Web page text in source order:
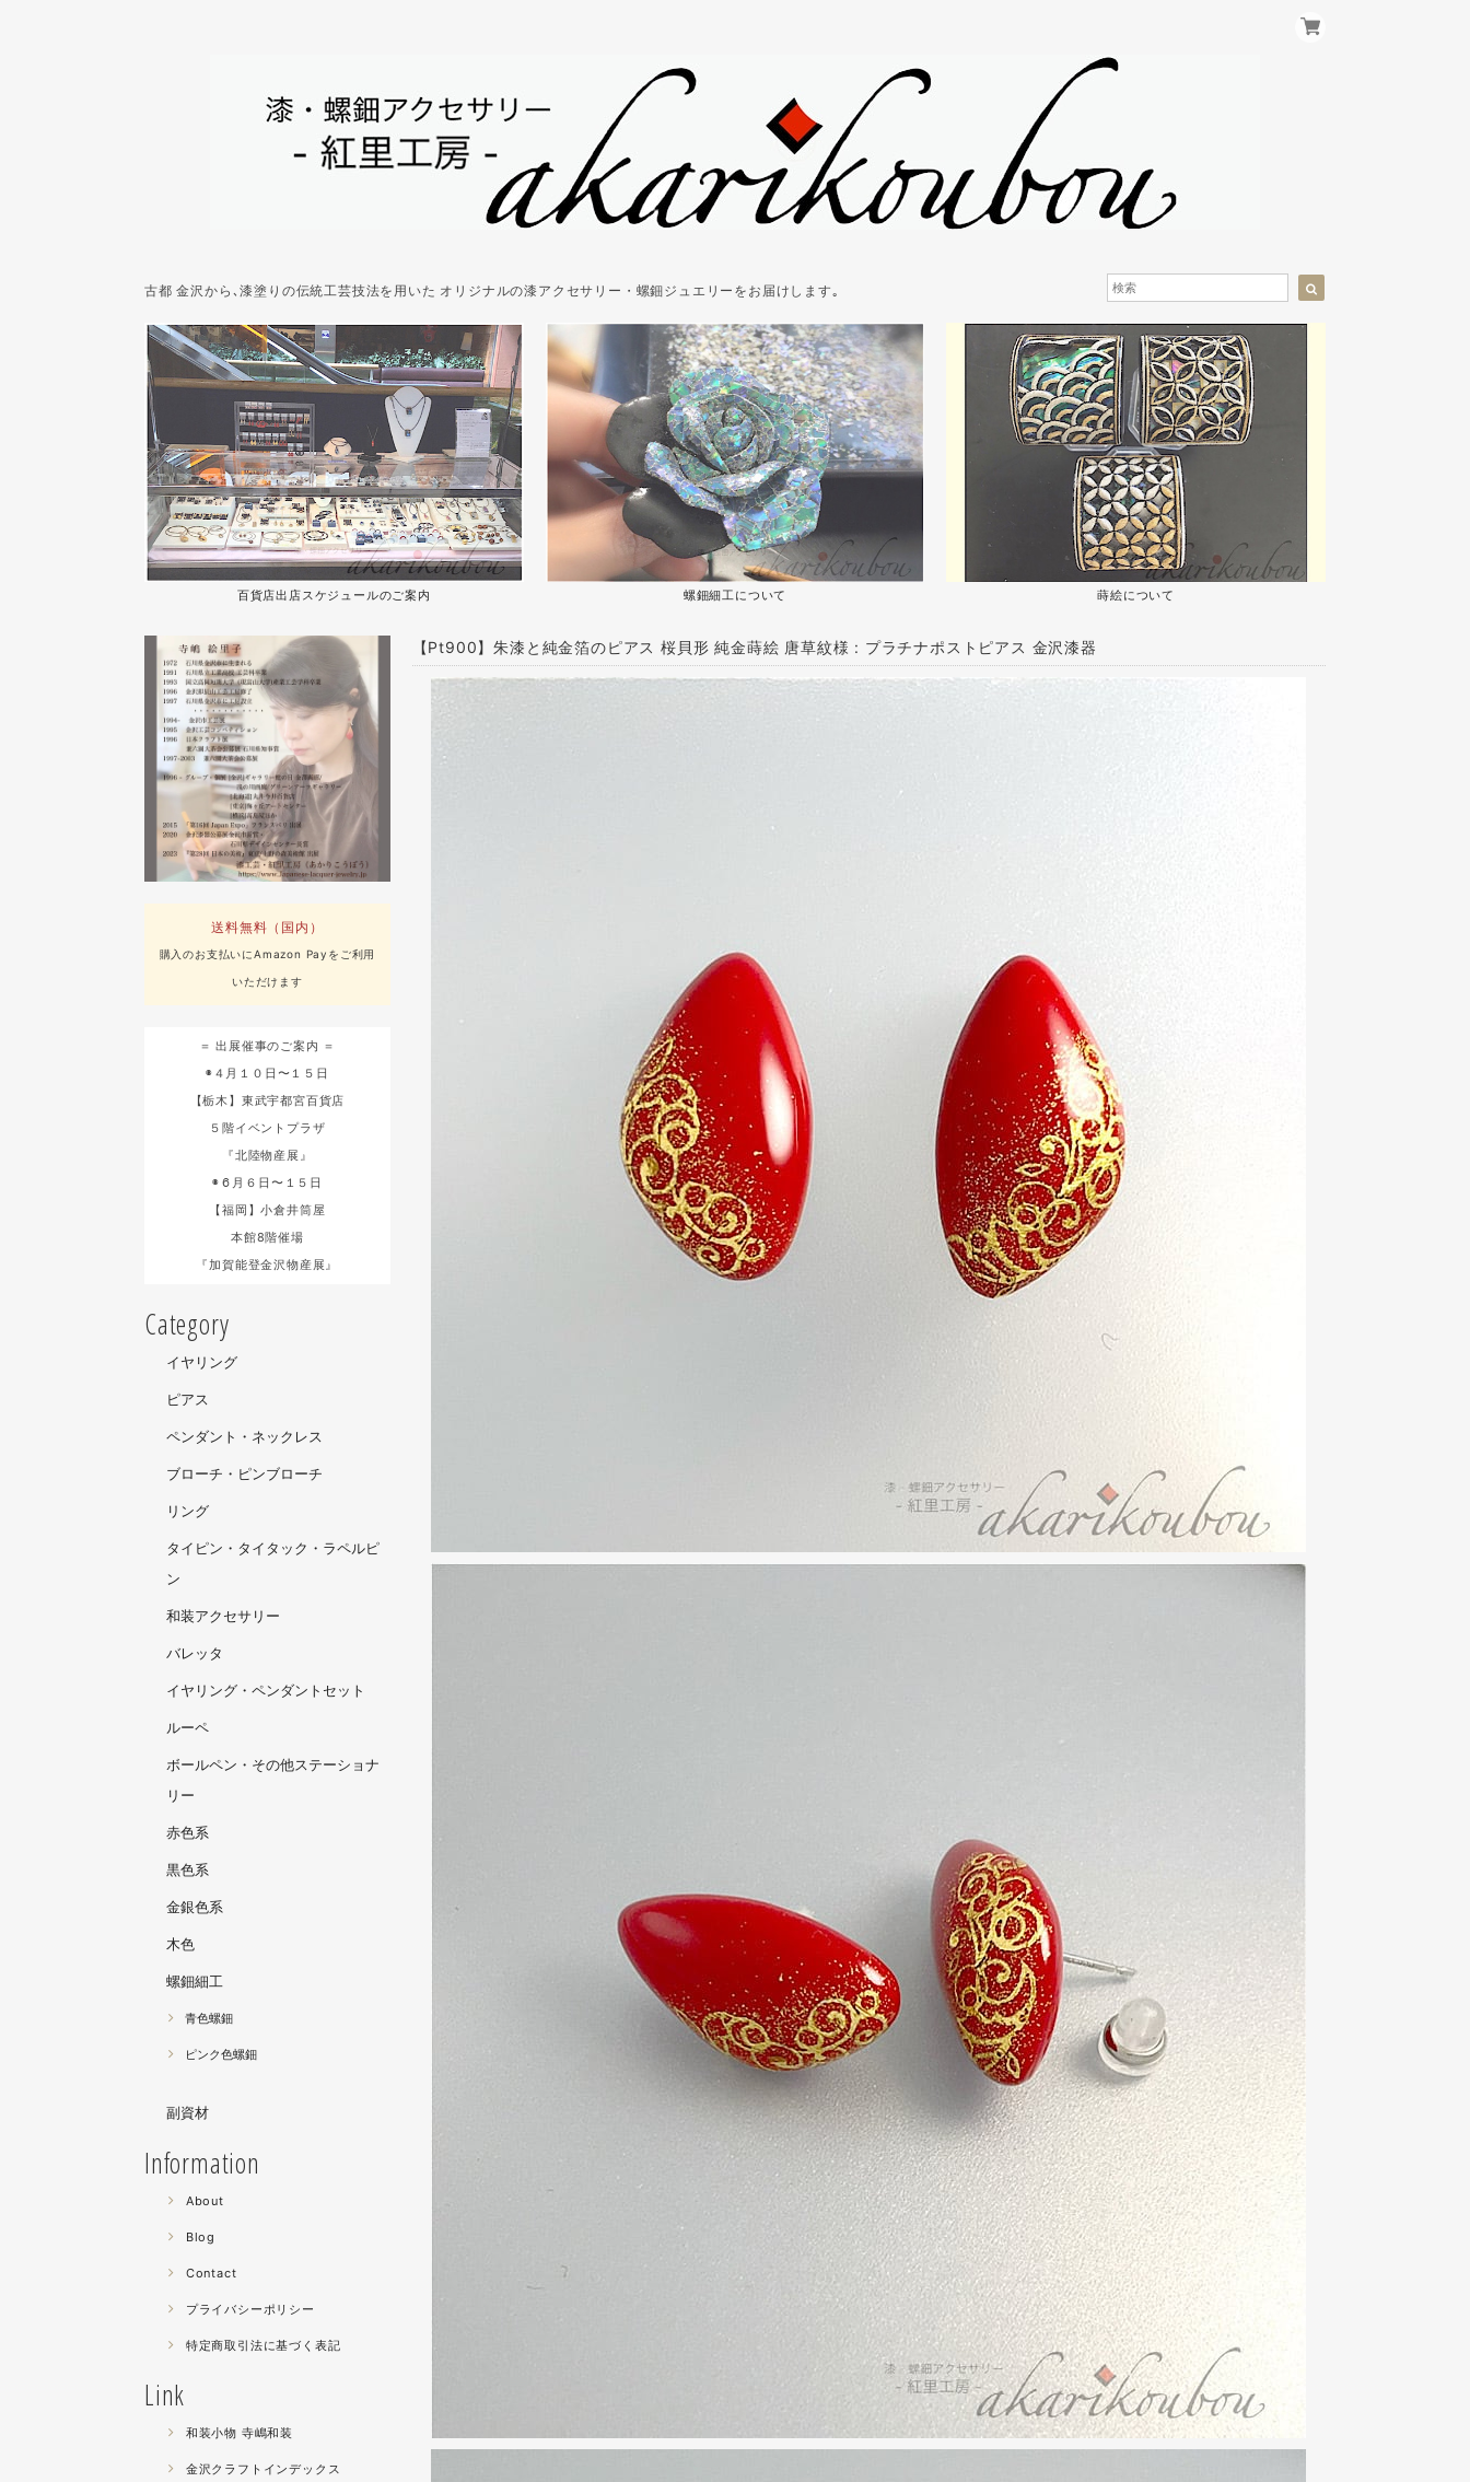
古都 金沢から､漆塗りの伝統工芸技法を用いた オリジナルの漆アクセサリー・螺鈿ジュエリーをお届けします｡
百貨店出店スケジュールのご案内 螺鈿細工について 蒔絵について
送料無料（国内）
購入のお支払いにAmazon Payをご利用
いただけます
＝ 出展催事のご案内 ＝
◉４月１０日〜１５日
【栃木】東武宇都宮百貨店
５階イベントプラザ
『北陸物産展』
◉６月６日〜１５日
【福岡】小倉井筒屋
本館8階催場
『加賀能登金沢物産展』
Category
イヤリング
ピアス
ペンダント・ネックレス
ブローチ・ピンブローチ
リング
タイピン・タイタック・ラペルピ
ン
和装アクセサリー
バレッタ
イヤリング・ペンダントセット
ルーペ
ボールペン・その他ステーショナ
リー
赤色系
黒色系
金銀色系
木色
螺鈿細工
青色螺鈿
ピンク色螺鈿
副資材
Information
About
Blog
Contact
プライバシーポリシー
特定商取引法に基づく表記
Link
和装小物 寺嶋和装
金沢クラフトインデックス
【Pt900】朱漆と純金箔のピアス 桜貝形 純金蒔絵 唐草紋様 : プラチナポストピアス 金沢漆器